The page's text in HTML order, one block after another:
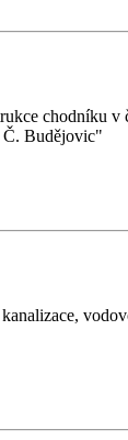
chodníku v
Č. Budějovic"